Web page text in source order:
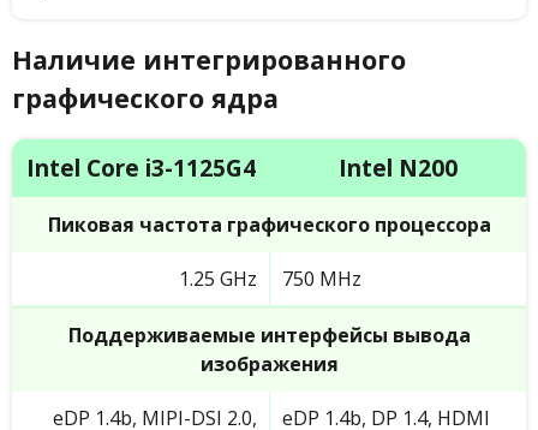
Наличие интегрированного
графического ядра
Intel Core i3-1125G4 Intel N200
Пиковая частота графического процессора
1.25 GHz 750 MHz
Поддерживаемые интерфейсы вывода
изображения
eDP 1.4b, MIPI-DSI 2.0,
eDP 1.4b, DP 1.4, HDMI